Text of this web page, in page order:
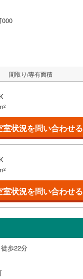
000
間取り/専有面積
2
室状況を問い合わせる
2
室状況を問い合わせる
歩22分